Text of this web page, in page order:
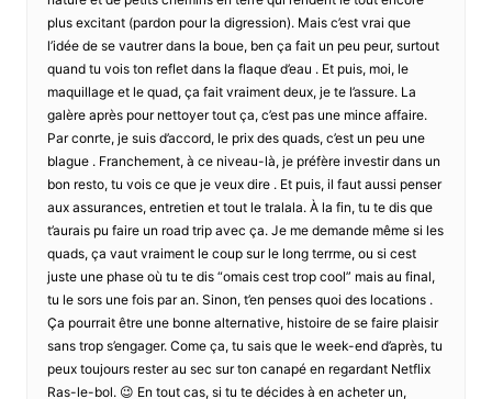
plus excitant (pardon pour la digression). Mais c’est vrai que
l’idée de se vautrer dans la boue, ben ça fait un peu peur, surtout
quand tu vois ton reflet dans la flaque d’eau . Et puis, moi, le
maquillage et le quad, ça fait vraiment deux, je te l’assure. La
galère après pour nettoyer tout ça, c’est pas une mince affaire.
Par conrte, je suis d’accord, le prix des quads, c’est un peu une
blague . Franchement, à ce niveau-là, je préfère investir dans un
bon resto, tu vois ce que je veux dire . Et puis, il faut aussi penser
aux assurances, entretien et tout le tralala. À la fin, tu te dis que
t’aurais pu faire un road trip avec ça. Je me demande même si les
quads, ça vaut vraiment le coup sur le long terrme, ou si cest
juste une phase où tu te dis “omais cest trop cool” mais au final,
tu le sors une fois par an. Sinon, t’en penses quoi des locations .
Ça pourrait être une bonne alternative, histoire de se faire plaisir
sans trop s’engager. Come ça, tu sais que le week-end d’après, tu
peux toujours rester au sec sur ton canapé en regardant Netflix
Ras-le-bol. 😉 En tout cas, si tu te décides à en acheter un,